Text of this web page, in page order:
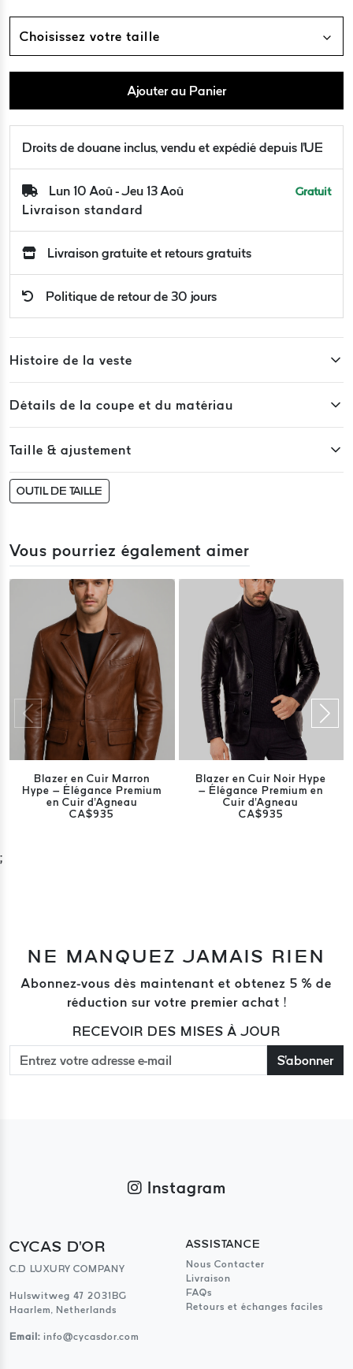
Choisissez votre taille
Ajouter au Panier
Droits de douane inclus, vendu et expédié depuis l'UE
Lun 10 Aoû - Jeu 13 Aoû
Livraison standard
Gratuit
Livraison gratuite et retours gratuits
Politique de retour de 30 jours
Histoire de la veste
Détails de la coupe et du matériau
Taille & ajustement
OUTIL DE TAILLE
Vous pourriez également aimer
Blazer en Cuir Marron
Hype – Élégance Premium
en Cuir d'Agneau
CA$935
Blazer en Cuir Noir Hype
– Élégance Premium en
Cuir d'Agneau
CA$935
;
NE MANQUEZ JAMAIS RIEN
Abonnez-vous dès maintenant et obtenez 5 % de
réduction sur votre premier achat !
RECEVOIR DES MISES À JOUR
S'abonner
Instagram
CYCAS D'OR
C.D LUXURY COMPANY
Hulswitweg 47 2031BG
Haarlem, Netherlands
Email: info@cycasdor.com
ASSISTANCE
Nous Contacter
Livraison
FAQs
Retours et échanges faciles